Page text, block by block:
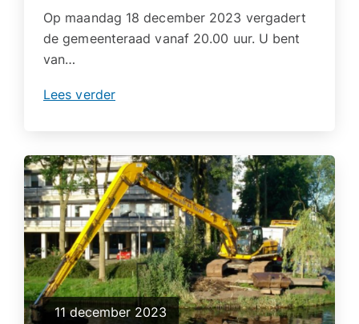
Op maandag 18 december 2023 vergadert
de gemeenteraad vanaf 20.00 uur. U bent
van…
Lees verder
11 december 2023